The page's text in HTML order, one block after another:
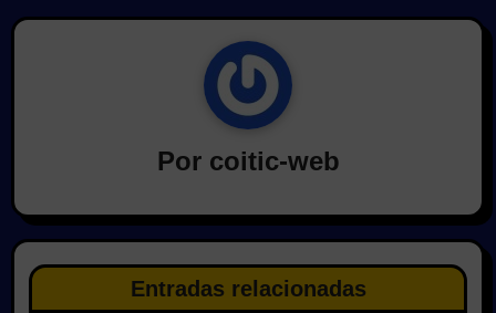
Por coitic-web
Entradas relacionadas